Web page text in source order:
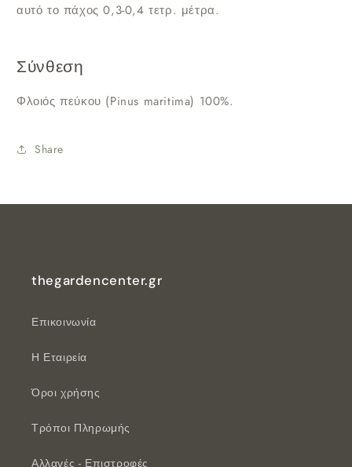
αυτό το πάχος 0,3-0,4 τετρ. μέτρα.
Σύνθεση
Φλοιός πεύκου (Pinus maritima) 100%.
Share
thegardencenter.gr
Επικοινωνία
Η Εταιρεία
Όροι χρήσης
Τρόποι Πληρωμής
Αλλαγές - Επιστροφές